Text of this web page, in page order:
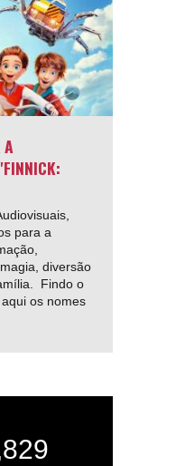
A
para a
diversão
Findo o
os nomes